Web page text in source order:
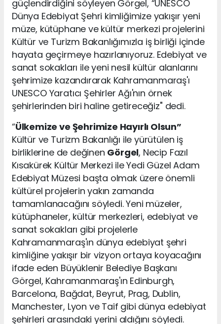
güçlendirdiğini söyleyen Görgel, “UNESCO
Dünya Edebiyat Şehri kimliğimize yakışır yeni
müze, kütüphane ve kültür merkezi projelerini
Kültür ve Turizm Bakanlığımızla iş birliği içinde
hayata geçirmeye hazırlanıyoruz. Edebiyat ve
sanat sokakları ile yeni nesil kültür alanlarını
şehrimize kazandırarak Kahramanmaraş'ı
UNESCO Yaratıcı Şehirler Ağı'nın örnek
şehirlerinden biri haline getireceğiz" dedi.
“Ülkemize ve Şehrimize Hayırlı Olsun”
Kültür ve Turizm Bakanlığı ile yürütülen iş
birliklerine de değinen Görgel, Necip Fazıl
Kısakürek Kültür Merkezi ile Yedi Güzel Adam
Edebiyat Müzesi başta olmak üzere önemli
kültürel projelerin yakın zamanda
tamamlanacağını söyledi. Yeni müzeler,
kütüphaneler, kültür merkezleri, edebiyat ve
sanat sokakları gibi projelerle
Kahramanmaraş'ın dünya edebiyat şehri
kimliğine yakışır bir vizyon ortaya koyacağını
ifade eden Büyüklenir Belediye Başkanı
Görgel, Kahramanmaraş'ın Edinburgh,
Barcelona, Bağdat, Beyrut, Prag, Dublin,
Manchester, Lyon ve Taif gibi dünya edebiyat
şehirleri arasındaki yerini aldığını söyledi.